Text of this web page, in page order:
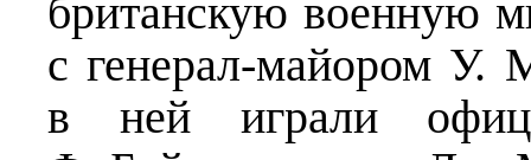
британскую военную
с генерал-майором У.
в ней играли